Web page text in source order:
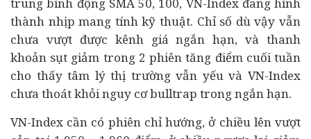
thành nhịp mang tính kỹ thuật. Chỉ số dù vậy vẫn
chưa vượt được kênh giá ngắn hạn, và thanh
khoản sụt giảm trong 2 phiên tăng điểm cuối tuần
cho thấy tâm lý thị trường vẫn yếu và VN-Index
chưa thoát khỏi nguy cơ bulltrap trong ngắn hạn.
VN-Index cần có phiên chỉ hướng, ở chiều lên vượt